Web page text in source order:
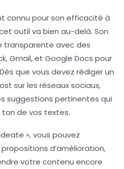
connu pour son efficacité à
outil va bien au-delà. Son
transparente avec des
Gmail, et Google Docs pour
que vous devez rédiger un
sur les réseaux sociaux,
suggestions pertinentes qui
de vos textes.
», vous pouvez
d’amélioration,
votre contenu encore